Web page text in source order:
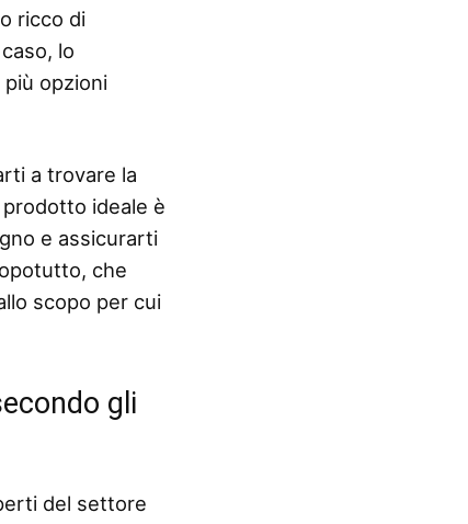
ricco di
lo
opzioni
a trovare la
ideale è
e assicurarti
che
scopo per cui
gli
del settore